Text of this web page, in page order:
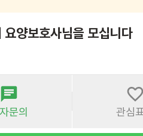
양보호사님을 모십니다
문의 관심